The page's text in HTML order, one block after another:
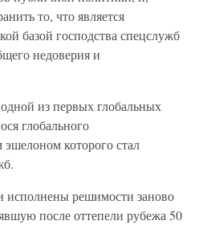
то, что является
базой господства спецслужб
недоверия и
из первых глобальных
глобального
которого стал
исполнены решимости заново
после оттепели рубежа 50